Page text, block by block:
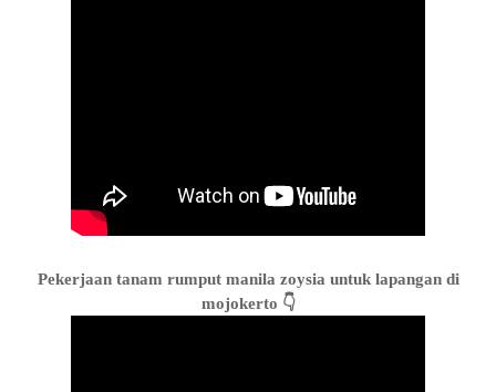
Pekerjaan tanam rumput manila zoysia untuk lapangan di
mojokerto 👇